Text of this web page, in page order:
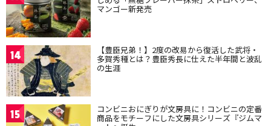
マンゴー新発売
14 【豊臣兄弟！】2度の改易から復活した武将・
多賀秀種とは？豊臣秀長に仕えた半年間と波乱
の生涯
15 コンビニおにぎりが文房具に！コンビニの定番
商品をモチーフにした文房具シリーズ『ジムマ